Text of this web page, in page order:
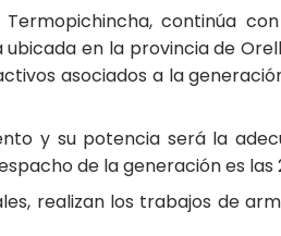
continúa
en la provincia de
asociados a la
y su potencia será la
de la generación es las
realizan los trabajos de